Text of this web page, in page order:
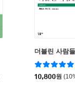
더블린 사람들
10,800원